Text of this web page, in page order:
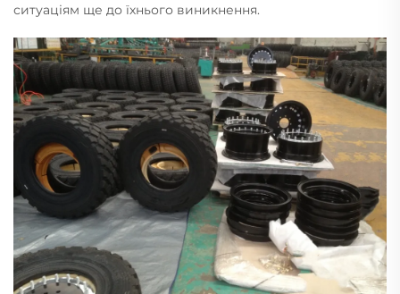
ситуаціям ще до їхнього виникнення.